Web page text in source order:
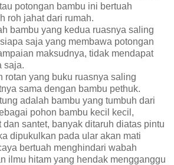
potongan bambu ini bertuah
roh jahat dari rumah.
bambu yang kedua ruasnya saling
saja yang membawa potongan
maksudnya, tidak mendapat
saja.
rotan yang buku ruasnya saling
sama dengan bambu pethuk.
adalah bambu yang tumbuh dari
pohon bambu kecil kecil,
santet, banyak ditaruh diatas pintu
dipukulkan pada ular akan mati
bertuah menghindari wabah
ilmu hitam yang hendak mengganggu